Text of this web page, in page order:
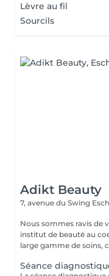
Lèvre au fil
Sourcils
Adikt Beauty
7, avenue du Swing
Nous sommes ravis de
institut de beauté au coeur de Belval.
large gamme de soins,
Séance